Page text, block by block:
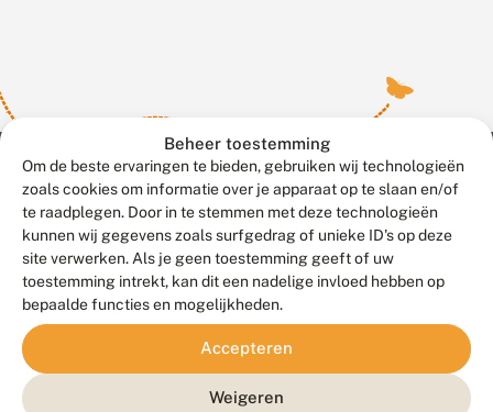
Beheer toestemming
Om de beste ervaringen te bieden, gebruiken wij technologieën
zoals cookies om informatie over je apparaat op te slaan en/of
te raadplegen. Door in te stemmen met deze technologieën
kunnen wij gegevens zoals surfgedrag of unieke ID's op deze
site verwerken. Als je geen toestemming geeft of uw
toestemming intrekt, kan dit een nadelige invloed hebben op
bepaalde functies en mogelijkheden.
Accepteren
Weigeren
Contact
Veelgestelde vragen
Meld waarnemingen© 2026 Vlinderstichting
Duurzaam ontwikkeld door
Go2People
, ontworpen door
Blue Field Agency
Privacy
Disclaimer
Sitemap